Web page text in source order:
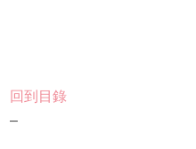
回到目錄
–